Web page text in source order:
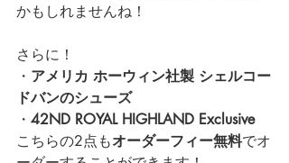
かもしれませんね！
さらに！
・ アメリカ ホーウィン社製 シェルコー
ドバンのシューズ
・ 42ND ROYAL HIGHLAND Exclusive
こちらの2点もオーダーフィー無料でオ